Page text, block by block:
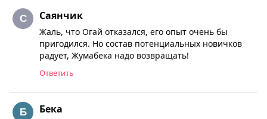
Саянчик
Жаль, что Огай отказался, его опыт очень бы
пригодился. Но состав потенциальных новичков
радует, Жумабека надо возвращать!
Ответить
Бека